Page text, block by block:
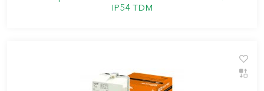
IP54 TDM